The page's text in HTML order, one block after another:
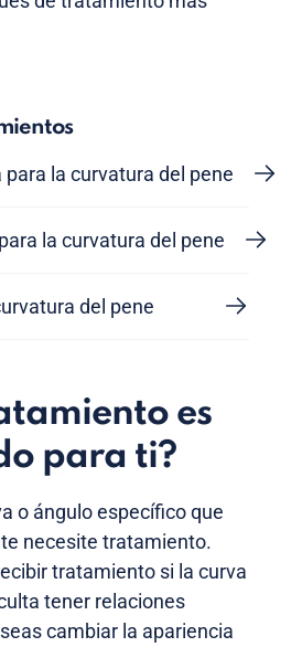
la curvatura del pene
la curvatura del pene
del pene
es
para ti?
o ángulo específico que
necesite tratamiento.
tratamiento si la curva
tener relaciones
cambiar la apariencia